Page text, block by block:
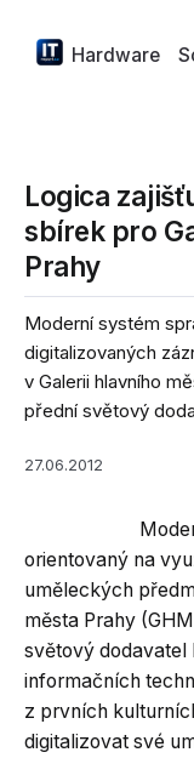
Hardware
Logica
sbírek pro
Prahy
Moderní systém
digitalizovaných
v Galerii hlavního
přední světový
27.06.2012
orientovaný na
uměleckých
města Prahy
světový dodavatel
informačních
z prvních
digitalizovat své